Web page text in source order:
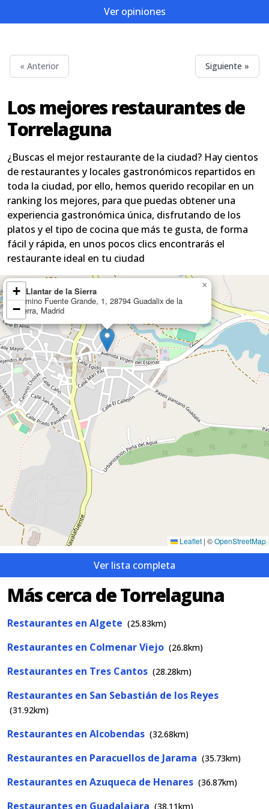
Ver opiniones
« Anterior Siguiente »
Los mejores restaurantes de
Torrelaguna
¿Buscas el mejor restaurante de la ciudad? Hay cientos
de restaurantes y locales gastronómicos repartidos en
toda la ciudad, por ello, hemos querido recopilar en un
ranking los mejores, para que puedas obtener una
experiencia gastronómica única, disfrutando de los
platos y el tipo de cocina que más te gusta, de forma
fácil y rápida, en unos pocos clics encontrarás el
restaurante ideal en tu ciudad
El Llantar de la Sierra
Camino Fuente Grande, 1, 28794 Guadalix de la
Sierra, Madrid
×
+
−
Leaflet | ©OpenStreetMap
Ver lista completa
Más cerca de Torrelaguna
Restaurantes en Algete (25.83km)
Restaurantes en Colmenar Viejo (26.8km)
Restaurantes en Tres Cantos (28.28km)
Restaurantes en San Sebastián de los Reyes
(31.92km)
Restaurantes en Alcobendas (32.68km)
Restaurantes en Paracuellos de Jarama (35.73km)
Restaurantes en Azuqueca de Henares (36.87km)
Restaurantes en Guadalajara (38.11km)